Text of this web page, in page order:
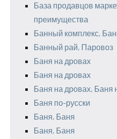
База продавцов
преимущества
Банный комплекс,
Банный рай, Паровоз
Баня на дровах
Баня на дровах
Баня на дровах, Баня
Баня по-русски
Баня, Баня
Баня, Баня